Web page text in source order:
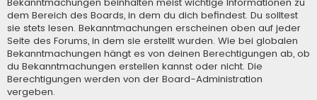
dem Bereich des Boards, in dem du dich befindest. Du solltest
sie stets lesen. Bekanntmachungen erscheinen oben auf jeder
Seite des Forums, in dem sie erstellt wurden. Wie bei globalen
Bekanntmachungen hängt es von deinen Berechtigungen ab, ob
du Bekanntmachungen erstellen kannst oder nicht. Die
Berechtigungen werden von der Board-Administration
vergeben.